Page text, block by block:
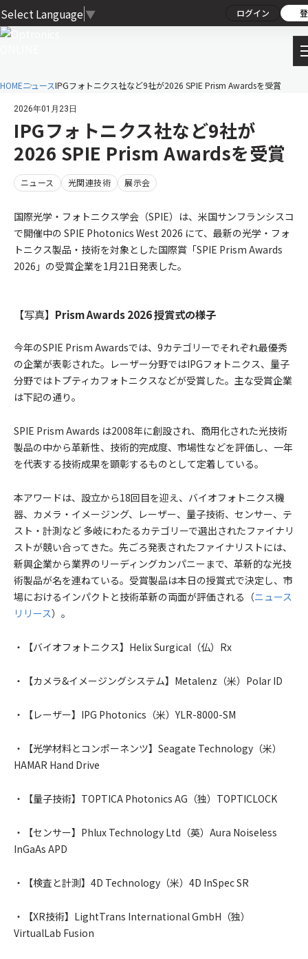
Select Language ▼ ログイン
HOMEニュースIPGフォトニクス社など9社が2026 SPIE Prism Awardsを受賞
2026年01月23日
IPGフォトニクス社など9社が
2026 SPIE Prism Awardsを受賞
ニュース 光関連技術 展示会
国際光学・フォトニクス学会（SPIE）は、米国サンフランシスコ
で開催中の SPIE Photonics West 2026 にて、最新の光学・フォ
トニクス製品・技術を対象とした国際賞「SPIE Prism Awards
2026」の受賞企業を1月21日発表した。
【写真】 Prism Awards 2026 授賞式の様子
今年のSPIE Prism Awardsでは、9カテゴリーでそれぞれ最優秀
の企業が表彰された。レーザー分野ではIPGフォトニクス、量子
分野ではトプティカフォトニクスなどが受賞した。主な受賞企業
は下記の通り。
SPIE Prism Awards は2008年に創設され、商用化された光技術
製品の中から革新性、技術的完成度、市場性などを評価し、一年
を代表する技術成果を顕彰するものとして定着している。
本アワードは、設立から18回目を迎え、バイオフォトニクス機
器、カメラ・イメージング、レーザー、量子技術、センサー、テ
スト・計測など 多岐にわたるカテゴリーで選出されたファイナリ
ストが競い合ってきた。先ごろ発表されたファイナリストには、
新興企業から業界のリーディングカンパニーまで、革新的な光技
術製品が名を連ねている。受賞製品は本日の授賞式で決定し、市
場におけるインパクトと技術革新の両面が評価される（ニュース
リリース）。
・【バイオフォトニクス】Helix Surgical（仏）Rx
・【カメラ&イメージングシステム】Metalenz（米）Polar ID
・【レーザー】IPG Photonics（米）YLR-8000-SM
・【光学材料とコンポーネンツ】Seagate Technology（米）
HAMAR Hand Drive
・【量子技術】TOPTICA Photonics AG（独）TOPTICLOCK
・【センサー】Phlux Technology Ltd（英）Aura Noiseless
InGaAs APD
・【検査と計測】4D Technology（米）4D InSpec SR
・【XR技術】LightTrans International GmbH（独）
VirtualLab Fusion